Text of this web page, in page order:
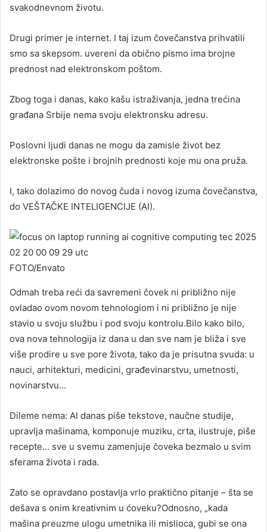
svakodnevnom životu.
Drugi primer je internet. I taj izum čovečanstva prihvatili
smo sa skepsom. uvereni da obično pismo ima brojne
prednost nad elektronskom poštom.
Zbog toga i danas, kako kašu istraživanja, jedna trećina
građana Srbije nema svoju elektronsku adresu.
Poslovni ljudi danas ne mogu da zamisle život bez
elektronske pošte i brojnih prednosti koje mu ona pruža.
I, tako dolazimo do novog čuda i novog izuma čovečanstva,
do VEŠTAČKE INTELIGENCIJE (AI).
FOTO/Envato
Odmah treba reći da savremeni čovek ni približno nije
ovladao ovom novom tehnologiom i ni približno je nije
stavio u svoju službu i pod svoju kontrolu.Bilo kako bilo,
ova nova tehnologija iz dana u dan sve nam je bliža i sve
više prodire u sve pore života, tako da je prisutna svuda: u
nauci, arhitekturi, medicini, građevinarstvu, umetnosti,
novinarstvu…
Dileme nema: Al danas piše tekstove, naučne studije,
upravlja mašinama, komponuje muziku, crta, ilustruje, piše
recepte… sve u svemu zamenjuje čoveka bezmalo u svim
sferama života i rada.
Zato se opravdano postavlja vrlo praktično pitanje – šta se
dešava s onim kreativnim u ćoveku?Odnosno, „kada
mašina preuzme ulogu umetnika ili mislioca, gubi se ona